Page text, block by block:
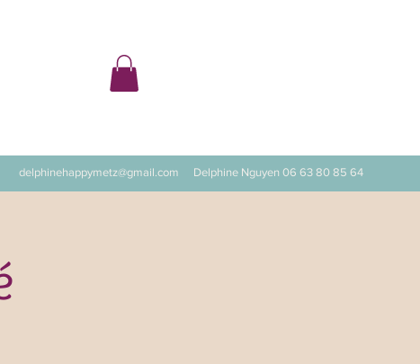
delphinehappymetz@gmail.com Delphine Nguyen 06 63 80 85 64